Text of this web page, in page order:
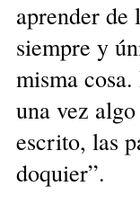
aprender de
siempre y
misma
una vez
escrito, las
doquier”.